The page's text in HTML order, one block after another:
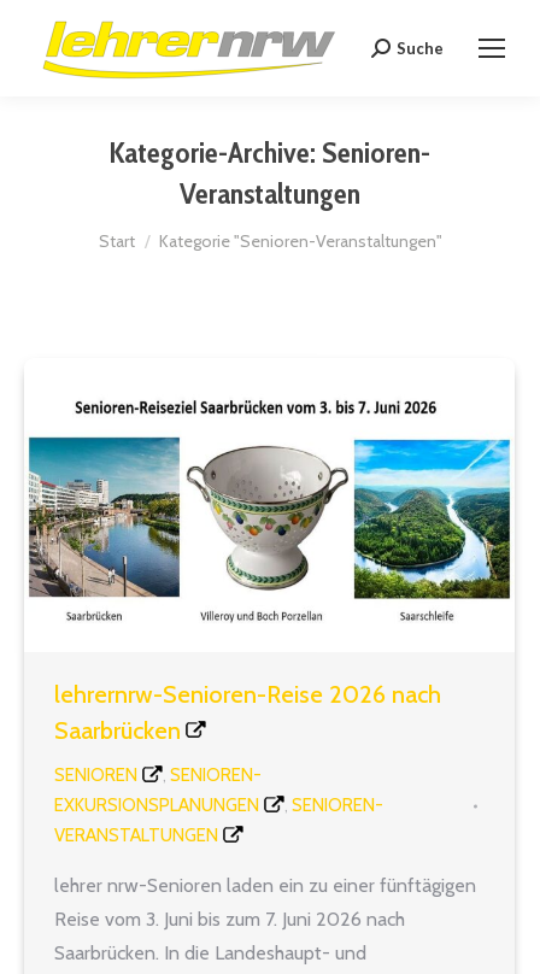
Search:
Suche
Kategorie-Archive: Senioren-
Veranstaltungen
Sie befinden sich hier:
Start Kategorie "Senioren-Veranstaltungen"
lehrernrw-Senioren-Reise 2026 nach
Saarbrücken
SENIOREN
SENIOREN-
EXKURSIONSPLANUNGEN
SENIOREN-
VERANSTALTUNGEN
lehrer nrw-Senioren laden ein zu einer fünftägigen
Reise vom 3. Juni bis zum 7. Juni 2026 nach
Saarbrücken. In die Landeshaupt- und